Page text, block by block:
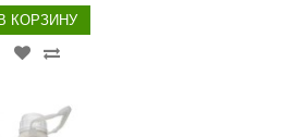
В КОРЗИНУ